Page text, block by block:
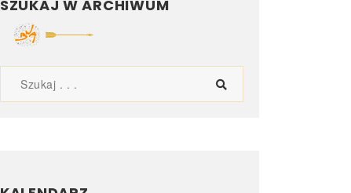
SZUKAJ W ARCHIWUM